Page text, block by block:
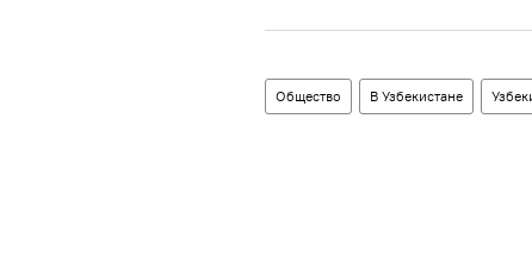
Общество В Узбекистане